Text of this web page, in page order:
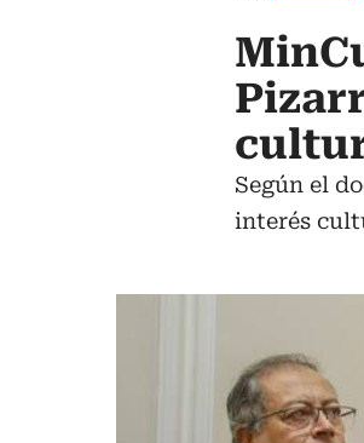
Según el
interés